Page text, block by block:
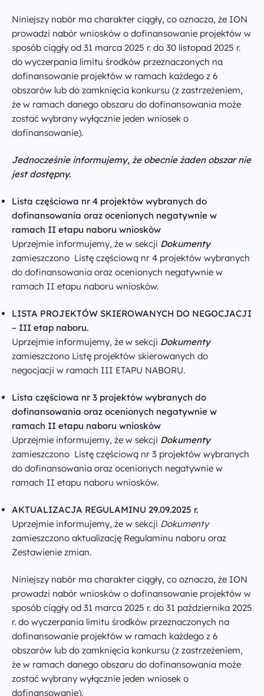
Niniejszy nabór ma charakter ciągły, co oznacza, że ION
prowadzi nabór wniosków o dofinansowanie projektów w
sposób ciągły od 31 marca 2025 r. do 30 listopad 2025 r.
do wyczerpania limitu środków przeznaczonych na
dofinansowanie projektów w ramach każdego z 6
obszarów lub do zamknięcia konkursu (z zastrzeżeniem,
że w ramach danego obszaru do dofinansowania może
zostać wybrany wyłącznie jeden wniosek o
dofinansowanie).
Jednocześnie informujemy, że obecnie żaden obszar nie
jest dostępny.
Lista częściowa nr 4 projektów wybranych do
dofinansowania oraz ocenionych negatywnie w
ramach II etapu naboru wniosków
Uprzejmie informujemy, że w sekcji Dokumenty
zamieszczono Listę częściową nr 4 projektów wybranych
do dofinansowania oraz ocenionych negatywnie w
ramach II etapu naboru wniosków.
LISTA PROJEKTÓW SKIEROWANYCH DO NEGOCJACJI
– III etap naboru.
Uprzejmie informujemy, że w sekcji Dokumenty
zamieszczono Listę projektów skierowanych do
negocjacji w ramach III ETAPU NABORU.
Lista częściowa nr 3 projektów wybranych do
dofinansowania oraz ocenionych negatywnie w
ramach II etapu naboru wniosków
Uprzejmie informujemy, że w sekcji Dokumenty
zamieszczono Listę częściową nr 3 projektów wybranych
do dofinansowania oraz ocenionych negatywnie w
ramach II etapu naboru wniosków.
AKTUALIZACJA REGULAMINU 29.09.2025 r.
Uprzejmie informujemy, że w sekcji Dokumenty
zamieszczono aktualizację Regulaminu naboru oraz
Zestawienie zmian.
Niniejszy nabór ma charakter ciągły, co oznacza, że ION
prowadzi nabór wniosków o dofinansowanie projektów w
sposób ciągły od 31 marca 2025 r. do 31 października 2025
r. do wyczerpania limitu środków przeznaczonych na
dofinansowanie projektów w ramach każdego z 6
obszarów lub do zamknięcia konkursu (z zastrzeżeniem,
że w ramach danego obszaru do dofinansowania może
zostać wybrany wyłącznie jeden wniosek o
dofinansowanie).